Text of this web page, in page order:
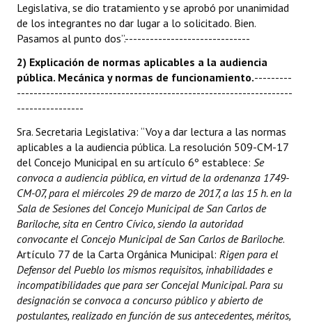
Legislativa, se dio tratamiento y se aprobó por unanimidad
de los integrantes no dar lugar a lo solicitado. Bien.
Pasamos al punto dos”.------------------------------
2) Explicación de normas aplicables a la audiencia
pública. Mecánica y normas de funcionamiento.---------
------------------------------------------------------------------
----------------
Sra. Secretaria Legislativa: “Voy a dar lectura a las normas
aplicables a la audiencia pública. La resolución 509-CM-17
del Concejo Municipal en su artículo 6º establece: Se
convoca a audiencia pública, en virtud de la ordenanza 1749-
CM-07, para el miércoles 29 de marzo de 2017, a las 15 h. en la
Sala de Sesiones del Concejo Municipal de San Carlos de
Bariloche, sita en Centro Cívico, siendo la autoridad
convocante el Concejo Municipal de San Carlos de Bariloche.
Artículo 77 de la Carta Orgánica Municipal: Rigen para el
Defensor del Pueblo los mismos requisitos, inhabilidades e
incompatibilidades que para ser Concejal Municipal. Para su
designación se convoca a concurso público y abierto de
postulantes, realizado en función de sus antecedentes, méritos,